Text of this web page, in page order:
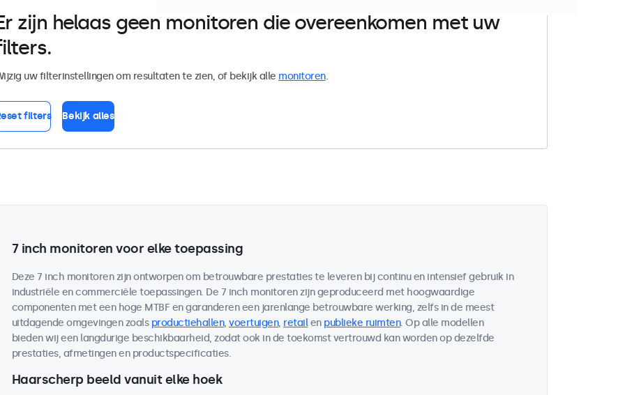
zijn helaas geen monitoren die overeenkomen met uw
uw filterinstellingen om resultaten te zien, of bekijk alle monitoren.
filters Bekijk alles
7 inch monitoren voor elke toepassing
Deze 7 inch monitoren zijn ontworpen om betrouwbare prestaties te leveren bij continu en intensief gebruik in
industriële en commerciële toepassingen. De 7 inch monitoren zijn geproduceerd met hoogwaardige
componenten met een hoge MTBF en garanderen een jarenlange betrouwbare werking, zelfs in de meest
uitdagende omgevingen zoals productiehallen, voertuigen, retailen publieke ruimten. Op alle modellen
bieden wij een langdurige beschikbaarheid, zodat ook in de toekomst vertrouwd kan worden op dezelfde
prestaties, afmetingen en productspecificaties.
Haarscherp beeld vanuit elke hoek